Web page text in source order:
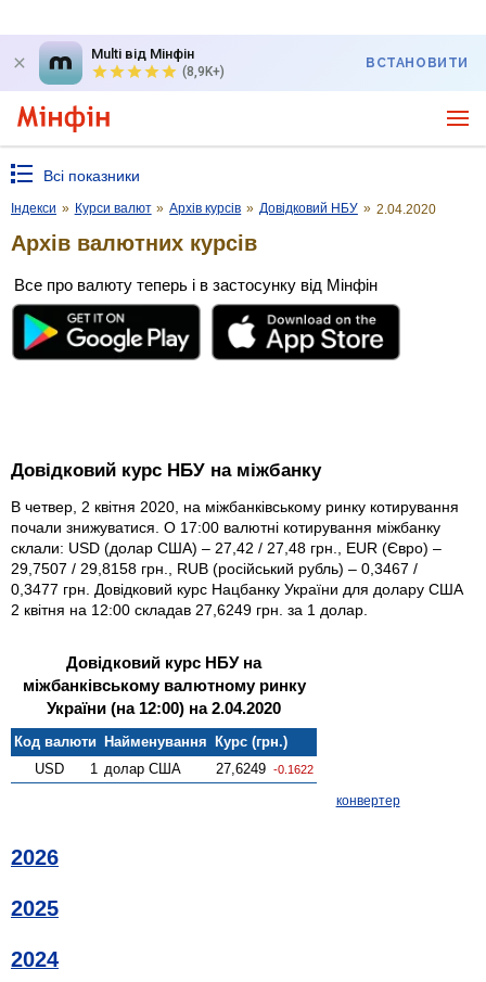
Multi від Мінфін
(8,9K+)
ВСТАНОВИТИ
Всі показники
Індекси » Курси валют » Архів курсів » Довідковий НБУ » 2.04.2020
Архів валютних курсів
Все про валюту теперь і в застосунку від Мінфін
Довідковий курс НБУ на міжбанку
В четвер, 2 квітня 2020, на міжбанківському ринку котирування
почали знижуватися. О 17:00 валютні котирування міжбанку
склали: USD (долар США) – 27,42 / 27,48 грн., EUR (Євро) –
29,7507 / 29,8158 грн., RUB (російський рубль) – 0,3467 /
0,3477 грн. Довідковий курс Нацбанку України для долару США
2 квітня на 12:00 складав 27,6249 грн. за 1 долар.
Довідковий курс НБУ на
міжбанківському валютному ринку
України (на 12:00) на 2.04.2020
Код валюти Найменування
Курс (грн.)
USD
1 долар США 27,6249 -0.1622
конвертер
2026
2025
2024